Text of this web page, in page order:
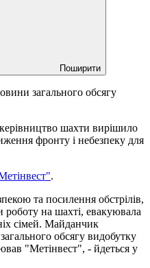
Поширити
загального обсягу
шахти вирішило
фронту і небезпеку для
.
та посилення обстрілів,
на шахті, евакуювала
сімей. Майданчик
обсягу видобутку
"Метінвест", - йдеться у